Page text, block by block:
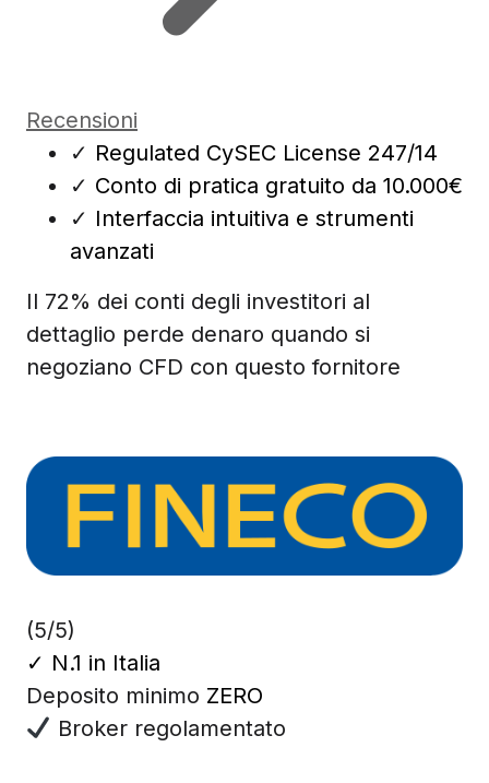
Recensioni
✓ Regulated CySEC License 247/14
✓ Conto di pratica gratuito da 10.000€
✓ Interfaccia intuitiva e strumenti
avanzati
Il 72% dei conti degli investitori al
dettaglio perde denaro quando si
negoziano CFD con questo fornitore
(5/5)
✓ N.1 in Italia
Deposito minimo ZERO
Broker regolamentato